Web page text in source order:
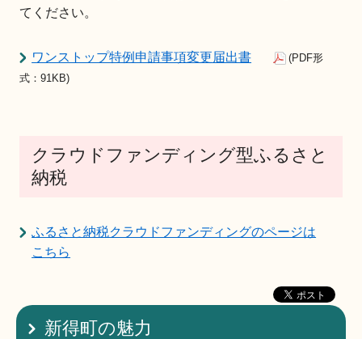
てください。
ワンストップ特例申請事項変更届出書
(PDF形
式：91KB)
クラウドファンディング型ふるさと
納税
ふるさと納税クラウドファンディングのページは
こちら
新得町の魅力